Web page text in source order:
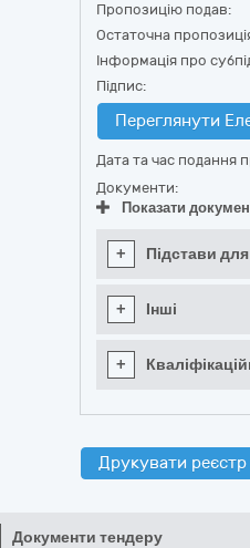
Пропозицію подав:
Остаточна
Інформація про
Підпис:
Переглянути
Дата та час подання
Документи:
Показати
+ Підстави для
+ Інші
+
Друкувати
Документи тендеру